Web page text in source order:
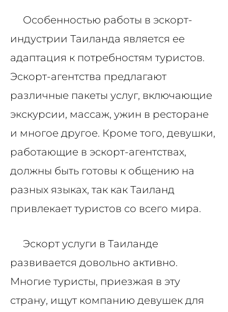
Особенностью работы в эскорт-
индустрии Таиланда является ее
адаптация к потребностям туристов.
Эскорт-агентства предлагают
различные пакеты услуг, включающие
экскурсии, массаж, ужин в ресторане
и многое другое. Кроме того, девушки,
работающие в эскорт-агентствах,
должны быть готовы к общению на
разных языках, так как Таиланд
привлекает туристов со всего мира.
Эскорт услуги в Таиланде
развивается довольно активно.
Многие туристы, приезжая в эту
страну, ищут компанию девушек для